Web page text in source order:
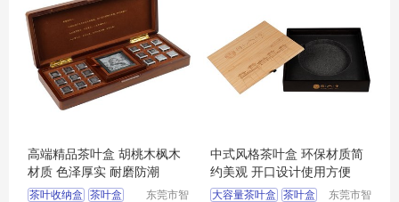
高端精品茶叶盒 胡桃木枫木
材质 色泽厚实 耐磨防潮
茶叶收纳盒 茶叶盒
东莞市智
中式风格茶叶盒 环保材质简
约美观 开口设计使用方便
大容量茶叶盒 茶叶盒
东莞市智